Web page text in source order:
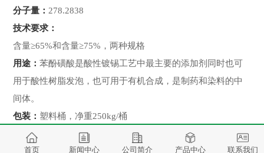
分子量： 278.2838
技术要求：
含量≥65%和含量≥75%，两种规格
用途：苯酚磺酸是酸性镀锡工艺中最主要的添加剂同时也可
用于酸性树脂发泡，也可用于有机合成，是制药和染料的中
间体。
包装： 塑料桶，净重250kg/桶
首页 新闻中心 公司简介 产品中心 联系我们